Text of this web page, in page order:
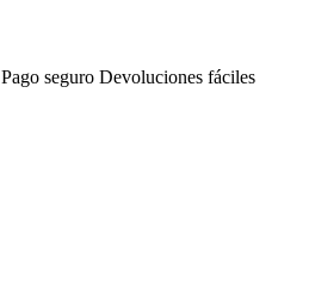
Pago seguro Devoluciones fáciles